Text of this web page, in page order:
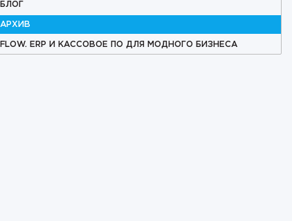
БЛОГ
АРХИВ
FLOW. ERP И КАССОВОЕ ПО ДЛЯ МОДНОГО БИЗНЕСА